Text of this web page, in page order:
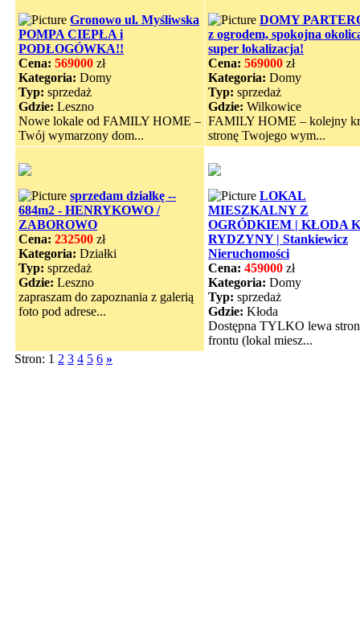
Gronowo ul. Myśliwska
POMPA CIEPŁA i
PODŁOGÓWKA!!
Cena: 569000 zł
Kategoria: Domy
Typ: sprzedaż
Gdzie: Leszno
Nowe lokale od FAMILY HOME –
Twój wymarzony dom...
DOMY
z ogrodem, spokojna
super lokalizacja!
Cena: 569000 zł
Kategoria: Domy
Typ: sprzedaż
Gdzie: Wilkowice
FAMILY HOME – kolejny
stronę Twojego wym...
sprzedam działkę --
684m2 - HENRYKOWO /
ZABOROWO
Cena: 232500 zł
Kategoria: Działki
Typ: sprzedaż
Gdzie: Leszno
zapraszam do zapoznania z galerią
foto pod adrese...
LOKAL
MIESZKALNY Z
OGRÓDKIEM | KŁODA
RYDZYNY | Stankiewicz
Nieruchomości
Cena: 459000 zł
Kategoria: Domy
Typ: sprzedaż
Gdzie: Kłoda
Dostępna TYLKO lewa
frontu (lokal miesz...
Stron: 1 2 3 4 5 6 »